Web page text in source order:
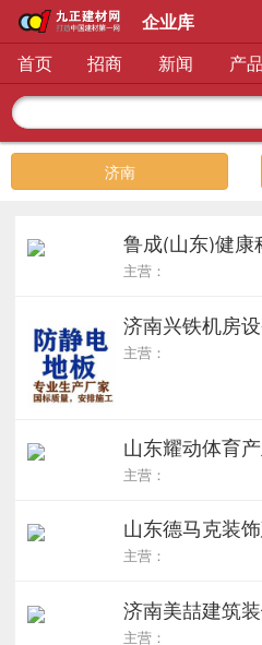
企业库
首页
招商 新闻 产品
济南
鲁成(山东)健康
主营：
济南兴铁机房
主营：
山东耀动体育
主营：
山东德马克装
主营：
济南美喆建筑
主营：